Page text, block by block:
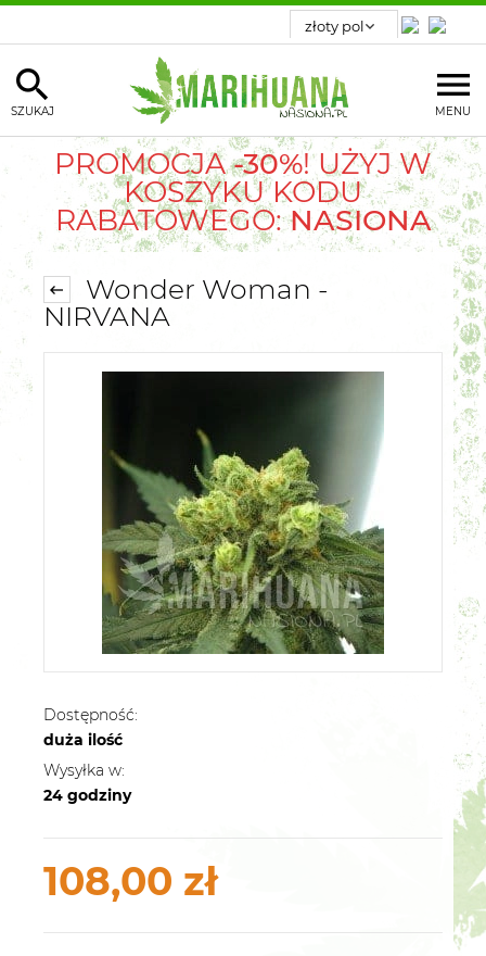
MENU
SZUKAJ
PROMOCJA-30%! UŻYJ W
KOSZYKU KODU
RABATOWEGO:NASIONA
Wonder Woman -
NIRVANA
Dostępność:
duża ilość
Wysyłka w:
24 godziny
108,00 zł